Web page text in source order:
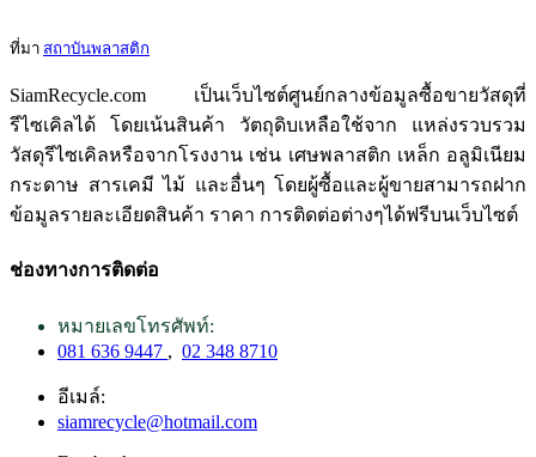
ที่มา สถาบันพลาสติก
SiamRecycle.com เป็นเว็บไซต์ศูนย์กลางข้อมูลซื้อขายวัสดุที่
รีไซเคิลได้ โดยเน้นสินค้า วัตถุดิบเหลือใช้จาก แหล่งรวบรวม
วัสดุรีไซเคิลหรือจากโรงงาน เช่น เศษพลาสติก เหล็ก อลูมิเนียม
กระดาษ สารเคมี ไม้ และอื่นๆ โดยผู้ซื้อและผู้ขายสามารถฝาก
ข้อมูลรายละเอียดสินค้า ราคา การติดต่อต่างๆได้ฟรีบนเว็บไซต์
ช่องทางการติดต่อ
หมายเลขโทรศัพท์:
081 636 9447 , 02 348 8710
อีเมล์:
siamrecycle@hotmail.com